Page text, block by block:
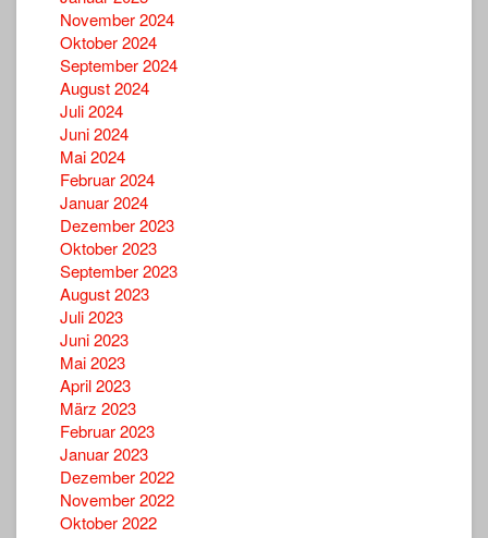
November 2024
Oktober 2024
September 2024
August 2024
Juli 2024
Juni 2024
Mai 2024
Februar 2024
Januar 2024
Dezember 2023
Oktober 2023
September 2023
August 2023
Juli 2023
Juni 2023
Mai 2023
April 2023
März 2023
Februar 2023
Januar 2023
Dezember 2022
November 2022
Oktober 2022